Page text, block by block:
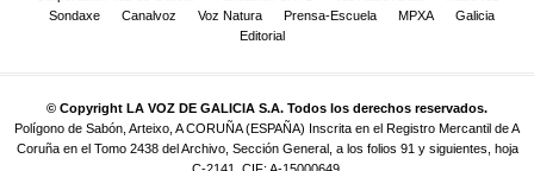
Sondaxe
Canalvoz Voz Natura Prensa-Escuela MPXA
Galicia
Editorial
© Copyright LA VOZ DE GALICIA S.A. Todos los derechos reservados.
Polígono de Sabón, Arteixo, A CORUÑA (ESPAÑA) Inscrita en el Registro Mercantil de A
Coruña en el Tomo 2438 del Archivo, Sección General, a los folios 91 y siguientes, hoja